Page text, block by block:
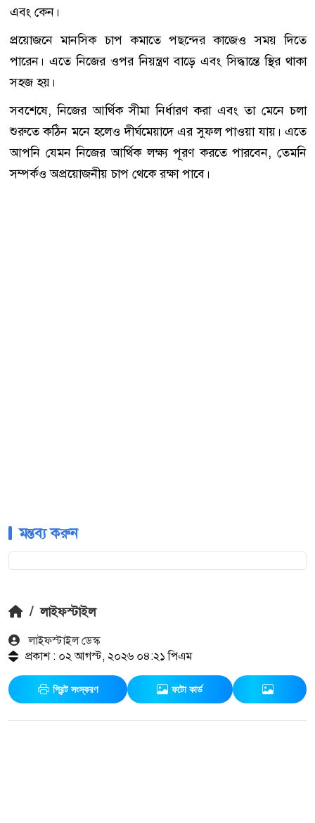
এবং কেন।
প্রয়োজনে মানসিক চাপ কমাতে পছন্দের কাজেও সময় দিতে
পারেন। এতে নিজের ওপর নিয়ন্ত্রণ বাড়ে এবং সিদ্ধান্তে স্থির থাকা
সহজ হয়।
সবশেষে, নিজের আর্থিক সীমা নির্ধারণ করা এবং তা মেনে চলা
শুরুতে কঠিন মনে হলেও দীর্ঘমেয়াদে এর সুফল পাওয়া যায়। এতে
আপনি যেমন নিজের আর্থিক লক্ষ্য পূরণ করতে পারবেন, তেমনি
সম্পর্কও অপ্রয়োজনীয় চাপ থেকে রক্ষা পাবে।
মন্তব্য করুন
/ লাইফস্টাইল
লাইফস্টাইল ডেস্ক
প্রকাশ : ০২ আগস্ট, ২০২৬ ০৪:২১ পিএম
প্রিন্ট সংস্করণ ফটো কার্ড